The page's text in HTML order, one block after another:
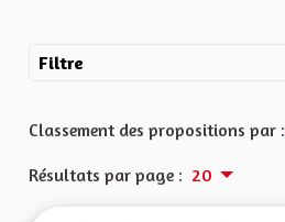
Filtre
Classement des propositions par :
Résultats par page : 20